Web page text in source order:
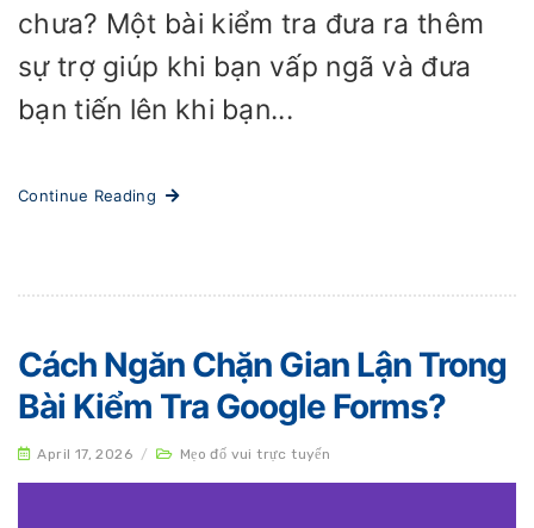
chưa? Một bài kiểm tra đưa ra thêm
sự trợ giúp khi bạn vấp ngã và đưa
bạn tiến lên khi bạn...
Continue Reading
Cách Ngăn Chặn Gian Lận Trong
Bài Kiểm Tra Google Forms?
April 17, 2026 / Mẹo đố vui trực tuyến